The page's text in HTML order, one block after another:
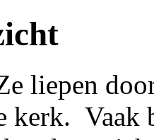
liepen
kerk. Vaak